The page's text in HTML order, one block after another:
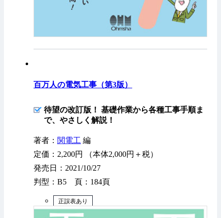
百万人の電気工事（第3版）
待望の改訂版！ 基礎作業から各種工事手順ま
で、やさしく解説！
著者： 関電工 編
定価：2,200円 （本体2,000円＋税）
発売日：2021/10/27
判型：B5 頁：184頁
正誤表あり